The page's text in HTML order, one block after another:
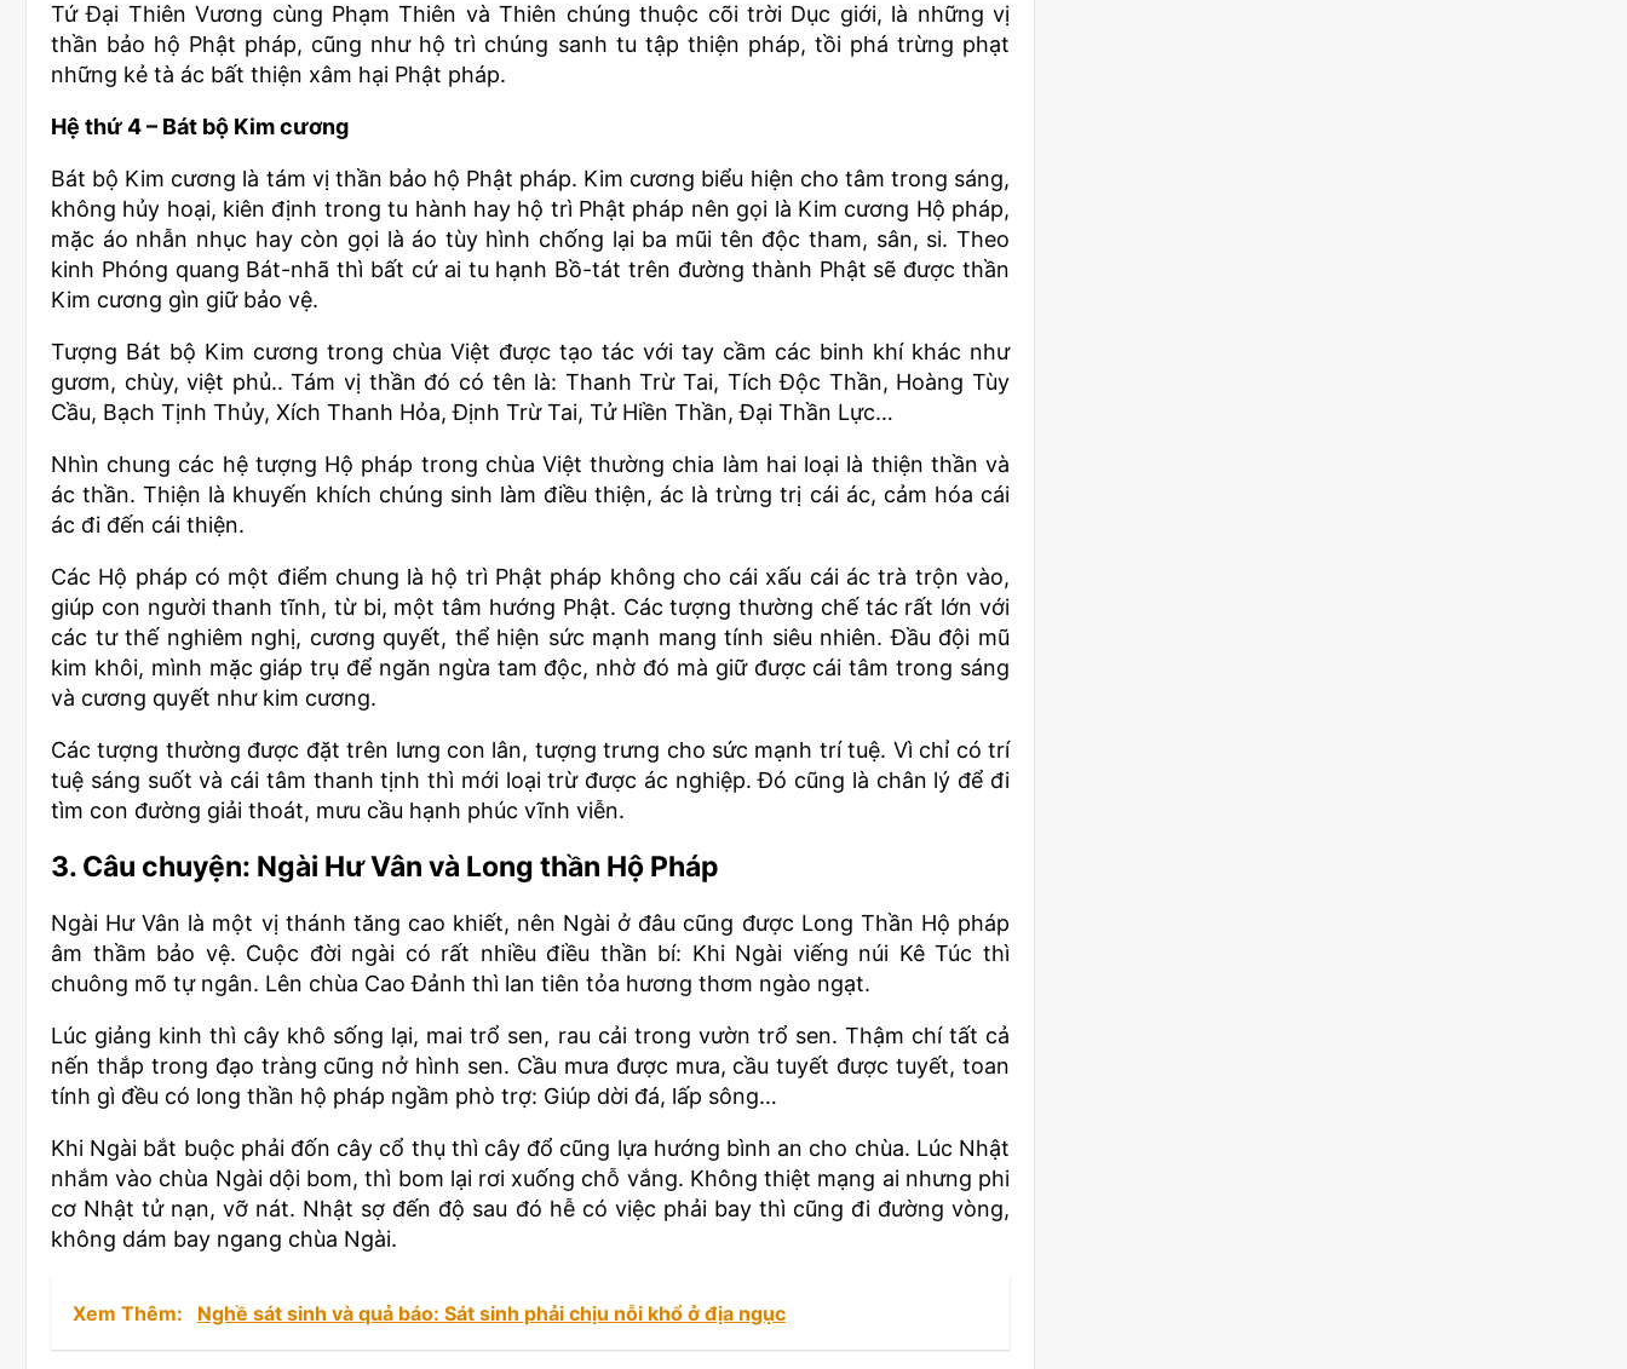
Tứ Đại Thiên Vương cùng Phạm Thiên và Thiên chúng thuộc cõi trời Dục giới, là những vị
thần bảo hộ Phật pháp, cũng như hộ trì chúng sanh tu tập thiện pháp, tồi phá trừng phạt
những kẻ tà ác bất thiện xâm hại Phật pháp.
Hệ thứ 4 – Bát bộ Kim cương
Bát bộ Kim cương là tám vị thần bảo hộ Phật pháp. Kim cương biểu hiện cho tâm trong sáng,
không hủy hoại, kiên định trong tu hành hay hộ trì Phật pháp nên gọi là Kim cương Hộ pháp,
mặc áo nhẫn nhục hay còn gọi là áo tùy hình chống lại ba mũi tên độc tham, sân, si. Theo
kinh Phóng quang Bát-nhã thì bất cứ ai tu hạnh Bồ-tát trên đường thành Phật sẽ được thần
Kim cương gìn giữ bảo vệ.
Tượng Bát bộ Kim cương trong chùa Việt được tạo tác với tay cầm các binh khí khác như
gươm, chùy, việt phủ.. Tám vị thần đó có tên là: Thanh Trừ Tai, Tích Độc Thần, Hoàng Tùy
Cầu, Bạch Tịnh Thủy, Xích Thanh Hỏa, Định Trừ Tai, Tử Hiền Thần, Đại Thần Lực…
Nhìn chung các hệ tượng Hộ pháp trong chùa Việt thường chia làm hai loại là thiện thần và
ác thần. Thiện là khuyến khích chúng sinh làm điều thiện, ác là trừng trị cái ác, cảm hóa cái
ác đi đến cái thiện.
Các Hộ pháp có một điểm chung là hộ trì Phật pháp không cho cái xấu cái ác trà trộn vào,
giúp con người thanh tĩnh, từ bi, một tâm hướng Phật. Các tượng thường chế tác rất lớn với
các tư thế nghiêm nghị, cương quyết, thể hiện sức mạnh mang tính siêu nhiên. Đầu đội mũ
kim khôi, mình mặc giáp trụ để ngăn ngừa tam độc, nhờ đó mà giữ được cái tâm trong sáng
và cương quyết như kim cương.
Các tượng thường được đặt trên lưng con lân, tượng trưng cho sức mạnh trí tuệ. Vì chỉ có trí
tuệ sáng suốt và cái tâm thanh tịnh thì mới loại trừ được ác nghiệp. Đó cũng là chân lý để đi
tìm con đường giải thoát, mưu cầu hạnh phúc vĩnh viễn.
3. Câu chuyện: Ngài Hư Vân và Long thần Hộ Pháp
Ngài Hư Vân là một vị thánh tăng cao khiết, nên Ngài ở đâu cũng được Long Thần Hộ pháp
âm thầm bảo vệ. Cuộc đời ngài có rất nhiều điều thần bí: Khi Ngài viếng núi Kê Túc thì
chuông mõ tự ngân. Lên chùa Cao Đảnh thì lan tiên tỏa hương thơm ngào ngạt.
Lúc giảng kinh thì cây khô sống lại, mai trổ sen, rau cải trong vườn trổ sen. Thậm chí tất cả
nến thắp trong đạo tràng cũng nở hình sen. Cầu mưa được mưa, cầu tuyết được tuyết, toan
tính gì đều có long thần hộ pháp ngầm phò trợ: Giúp dời đá, lấp sông…
Khi Ngài bắt buộc phải đốn cây cổ thụ thì cây đổ cũng lựa hướng bình an cho chùa. Lúc Nhật
nhắm vào chùa Ngài dội bom, thì bom lại rơi xuống chỗ vắng. Không thiệt mạng ai nhưng phi
cơ Nhật tử nạn, vỡ nát. Nhật sợ đến độ sau đó hễ có việc phải bay thì cũng đi đường vòng,
không dám bay ngang chùa Ngài.
Xem Thêm: Nghề sát sinh và quả báo: Sát sinh phải chịu nỗi khổ ở địa ngục